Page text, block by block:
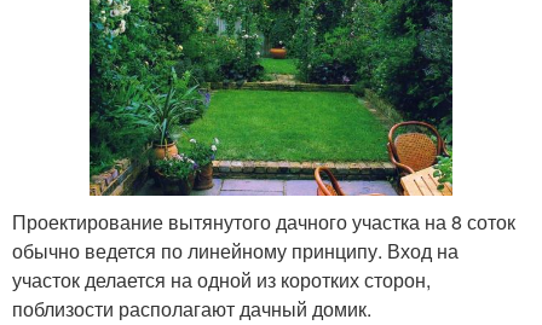
Проектирование вытянутого дачного участка на 8 соток
обычно ведется по линейному принципу. Вход на
участок делается на одной из коротких сторон,
поблизости располагают дачный домик.